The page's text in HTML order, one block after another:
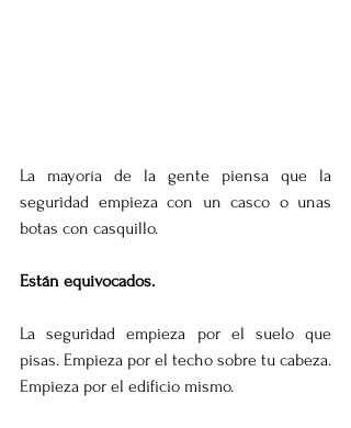
La mayoría de la gente piensa que la
seguridad empieza con un casco o unas
botas con casquillo.
Están equivocados.
La seguridad empieza por el suelo que
pisas. Empieza por el techo sobre tu cabeza.
Empieza por el edificio mismo.